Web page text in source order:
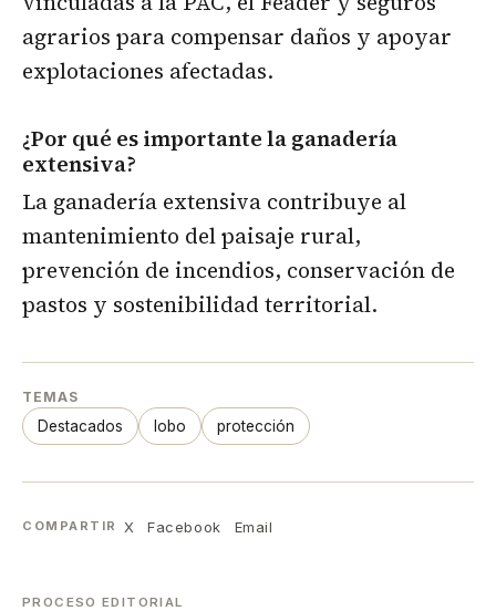
agrarios para compensar daños y apoyar
explotaciones afectadas.
¿Por qué es importante la ganadería
extensiva?
La ganadería extensiva contribuye al
mantenimiento del paisaje rural,
prevención de incendios, conservación de
pastos y sostenibilidad territorial.
TEMAS
Destacados lobo protección
COMPARTIR X Facebook Email
PROCESO EDITORIAL